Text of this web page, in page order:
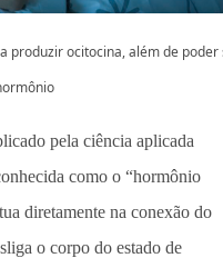
produzir ocitocina, além de poder
pela ciência aplicada
como o “hormônio
diretamente na conexão do
o corpo do estado de